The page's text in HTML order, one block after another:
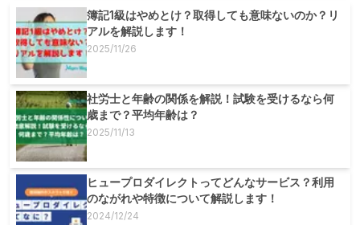
簿記1級はやめとけ？取得しても意味ないのか？リ
アルを解説します！
2025/11/26
社労士と年齢の関係を解説！試験を受けるなら何
歳まで？平均年齢は？
2025/11/13
ヒュープロダイレクトってどんなサービス？利用
のながれや特徴について解説します！
2024/12/24